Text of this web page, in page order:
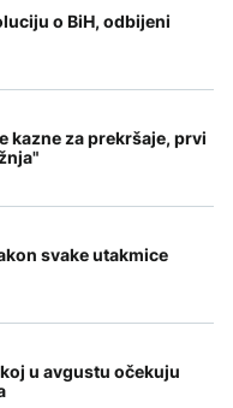
o BiH, odbijeni
kazne za prekršaje, prvi
svake utakmice
u avgustu očekuju